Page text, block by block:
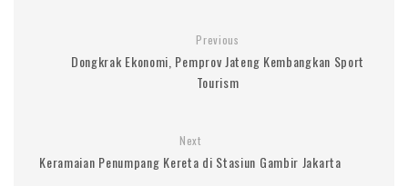
Previous
Dongkrak Ekonomi, Pemprov Jateng Kembangkan Sport
Tourism
Next
Keramaian Penumpang Kereta di Stasiun Gambir Jakarta